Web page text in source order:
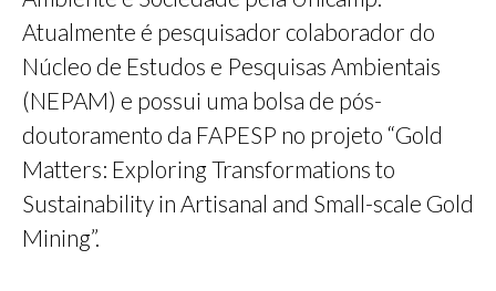
Atualmente é pesquisador colaborador do
Núcleo de Estudos e Pesquisas Ambientais
(NEPAM) e possui uma bolsa de pós-
doutoramento da FAPESP no projeto “Gold
Matters: Exploring Transformations to
Sustainability in Artisanal and Small-scale Gold
Mining”.